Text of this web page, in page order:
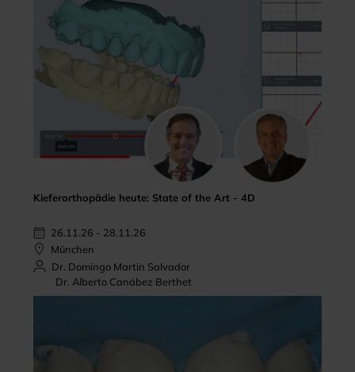
Kieferorthopädie heute: State of the Art - 4D
26.11.26 - 28.11.26
München
Dr. Domingo Martin Salvador
Dr. Alberto Canábez Berthet